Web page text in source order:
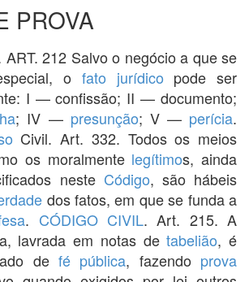
PROVA
ART. 212 Salvo o negócio a que se
o fato jurídico pode ser
I — confissão; II — documento;
; IV — presunção; V — perícia.
Civil. Art. 332. Todos os meios
os moralmente legítimos, ainda
neste Código, são hábeis
dos fatos, em que se funda a
. CÓDIGO CIVIL. Art. 215. A
lavrada em notas detabelião, é
de fé pública, fazendo prova